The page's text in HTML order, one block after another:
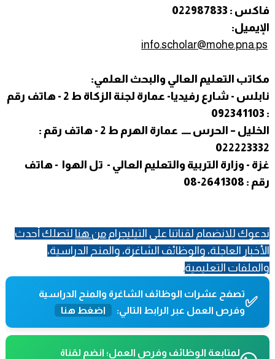
فاكس : 022987833
الإيميل:
info.scholar@mohe.pna.ps
مكاتب التعليم العالي والبحث العلمي:
نابلس - شارع رفيديا- عمارة لجنة الزكاة ط 2 - هاتف رقم
: 092341103
الخليل – الحرس ـــــ عمارة الهرم ط 2 - هاتف رقم :
022223332
غزة - وزارة التربية والتعليم العالي - تل الهوا - هاتف
رقم : 2641308-08
ندعوك للانضمام لقناتنا على التيليجرام من هنا لتصلك أحدث
الأخبار العاجلة، والوظائف الشاغرة، والمنح الدراسية،
والملفات التعليمية.
✅تصفح عشرات الوظائف الشاغرة والمنح الدراسية
وفرص العمل عبر الرابط التالي:
اضغط هنا
لمتابعة الوظائف وفرص العمل؛ انضم لقناة